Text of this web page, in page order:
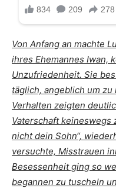
Von Anfang an machte
ihres Ehemannes Iwan,
Unzufriedenheit. Sie
täglich, angeblich um
Verhalten zeigten
Vaterschaft keineswegs
nicht dein Sohn“,
versuchte, Misstrauen
Besessenheit ging so
begannen zu tuscheln